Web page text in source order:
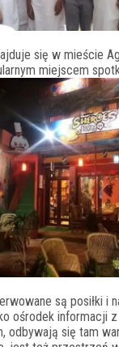
się w mieście
miejscem
są posiłki i
ośrodek informacji
odbywają się tam